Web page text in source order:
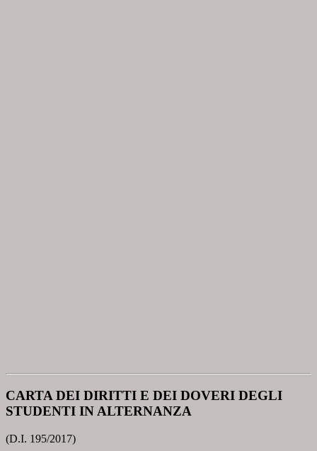
CARTA DEI DIRITTI E DEI DOVERI DEGLI
STUDENTI IN ALTERNANZA
(D.I. 195/2017)